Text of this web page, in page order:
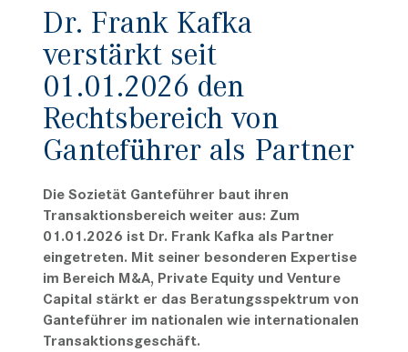
Dr. Frank Kafka
verstärkt seit
01.01.2026 den
Rechtsbereich von
Ganteführer als Partner
Die Sozietät Ganteführer baut ihren
Transaktionsbereich weiter aus: Zum
01.01.2026 ist Dr. Frank Kafka als Partner
eingetreten. Mit seiner besonderen Expertise
im Bereich M&A, Private Equity und Venture
Capital stärkt er das Beratungsspektrum von
Ganteführer im nationalen wie internationalen
Transaktionsgeschäft.